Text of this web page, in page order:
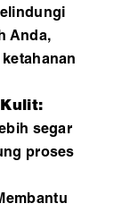
Anda,
segar
proses